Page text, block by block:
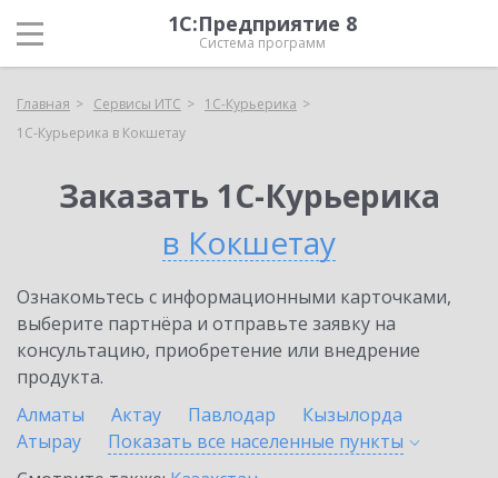
1С:Предприятие 8
Система программ
Главная Сервисы ИТС
1С-Курьерика
1С-Курьерика в Кокшетау
Заказать 1С-Курьерика
в Кокшетау
Ознакомьтесь с информационными карточками,
выберите партнёра и отправьте заявку на
консультацию, приобретение или внедрение
продукта.
Алматы
Актау Павлодар
Кызылорда
Атырау
Показать все населенные пункты